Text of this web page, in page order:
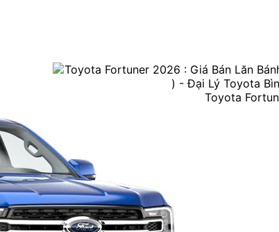
Toyota